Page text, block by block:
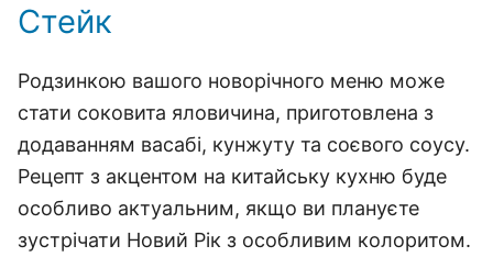
Стейк
Родзинкою вашого новорічного меню може
стати соковита яловичина, приготовлена з
додаванням васабі, кунжуту та соєвого соусу.
Рецепт з акцентом на китайську кухню буде
особливо актуальним, якщо ви плануєте
зустрічати Новий Рік з особливим колоритом.